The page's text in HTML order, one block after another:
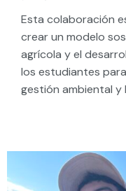
Esta colaboración
crear un modelo
agrícola y el
los estudiantes
gestión ambiental y